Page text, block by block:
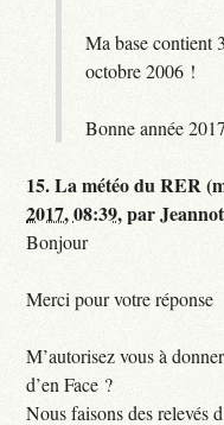
Ma base contient
octobre 2006 !
Bonne année 2017
15.La météo du RER
2017, 08:39,par
Bonjour
Merci pour votre réponse
M’autorisez vous à
d’en Face ?
Nous faisons des relevés